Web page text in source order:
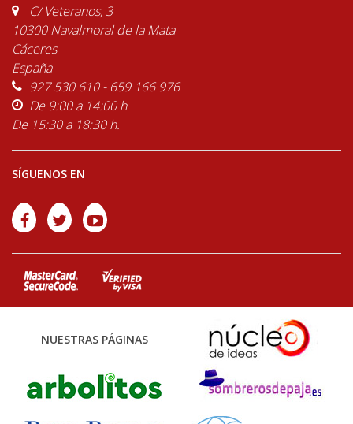
C/ Veteranos, 3
10300 Navalmoral de la Mata
Cáceres
España
927 530 610 - 659 166 976
De 9:00 a 14:00 h
De 15:30 a 18:30 h.
SÍGUENOS EN
NUESTRAS PÁGINAS